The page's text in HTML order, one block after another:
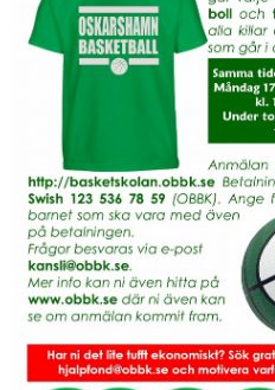
STYRELSEN
SCHYSST IDROTT LF KALMAR